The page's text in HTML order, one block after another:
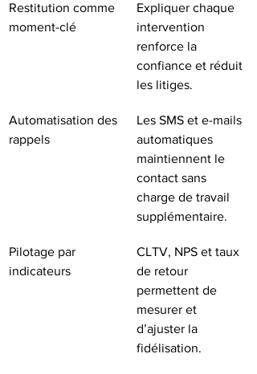
Restitution comme
moment-clé
Expliquer chaque
intervention
renforce la
confiance et réduit
les litiges.
Automatisation des
rappels
Les SMS et e-mails
automatiques
maintiennent le
contact sans
charge de travail
supplémentaire.
Pilotage par
indicateurs
CLTV, NPS et taux
de retour
permettent de
mesurer et
d’ajuster la
fidélisation.